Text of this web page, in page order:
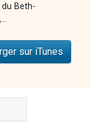
Beth-
sur iTunes